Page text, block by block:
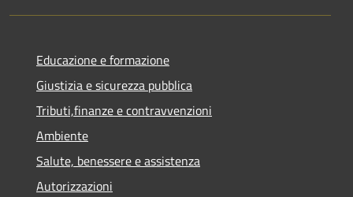
Educazione e formazione
Giustizia e sicurezza pubblica
Tributi,finanze e contravvenzioni
Ambiente
Salute, benessere e assistenza
Autorizzazioni